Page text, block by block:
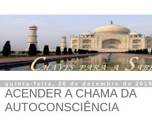
quinta-feira, 26 de dezembro de 2019
ACENDER A CHAMA DA
AUTOCONSCIÊNCIA